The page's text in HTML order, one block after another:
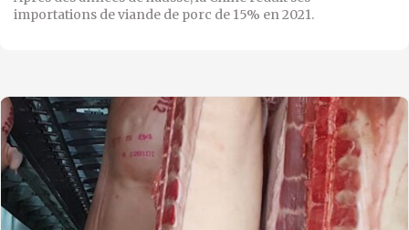
importations de viande de porc de 15% en 2021.